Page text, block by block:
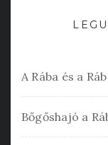
A Rába és a
Bőgőshajó a